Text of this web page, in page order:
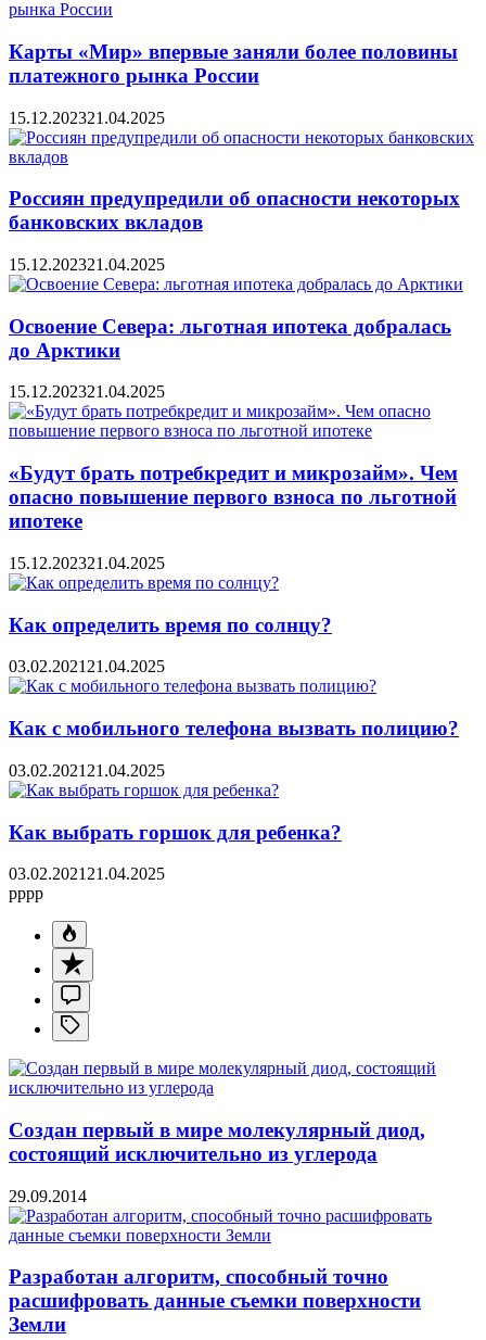
Карты «Мир» впервые заняли более половины
платежного рынка России
15.12.202321.04.2025
Россиян предупредили об опасности некоторых
банковских вкладов
15.12.202321.04.2025
Освоение Севера: льготная ипотека добралась
до Арктики
15.12.202321.04.2025
«Будут брать потребкредит и микрозайм». Чем
опасно повышение первого взноса по льготной
ипотеке
15.12.202321.04.2025
Как определить время по солнцу?
03.02.2021 21.04.2025
Как с мобильного телефона вызвать полицию?
03.02.2021 21.04.2025
Как выбрать горшок для ребенка?
03.02.2021 21.04.2025
pppp
Создан первый в мире молекулярный диод,
состоящий исключительно из углерода
29.09.2014
Разработан алгоритм, способный точно
расшифровать данные съемки поверхности
Земли